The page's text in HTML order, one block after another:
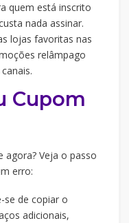
quem está inscrito
nada assinar.
lojas favoritas nas
relâmpago
Cupom
agora? Veja o passo
erro:
se de copiar o
adicionais,